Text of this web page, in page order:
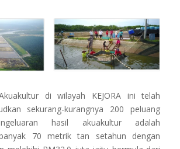
di wilayah KEJORA ini telah
sekurang-kurangnya 200 peluang
hasil akuakultur adalah
70 metrik tan setahun dengan